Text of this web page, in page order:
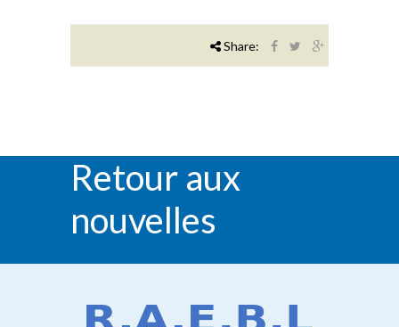
Share:
Retour aux
nouvelles